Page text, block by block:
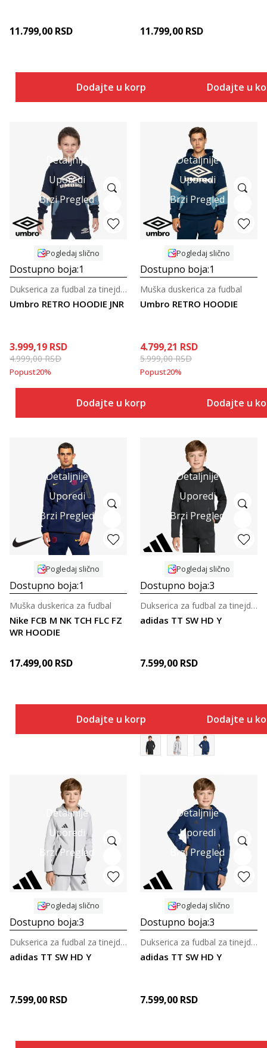
11.799,00 RSD
Dodajte u korpu
11.799,00 RSD
Dodajte u
Detaljnije
Uporedi
Brzi Pregled
Pogledaj slično
Dostupno boja:1
Umbro RETRO HOODIE JNR
Dukserica za fudbal za tinejdžere
3.999,19 RSD
4.999,00RSD
Popust20%
Dodajte u korpu
Detaljnije
Uporedi
Brzi Pregled
Pogledaj slično
Dostupno boja:1
Umbro RETRO HOODIE
Muška duskerica za fudbal
4.799,21 RSD
5.999,00RSD
Popust20%
Dodajte u
Detaljnije
Uporedi
Brzi Pregled
Pogledaj slično
Dostupno boja:1
Nike FCB M NK TCH FLC FZ
WR HOODIE
Muška duskerica za fudbal
17.499,00 RSD
Dodajte u korpu
Detaljnije
Uporedi
Brzi Pregled
Pogledaj slično
Dostupno boja:3
adidas TT SW HD Y
Dukserica za fudbal za tinejdžere
7.599,00 RSD
Dodajte u
Detaljnije
Uporedi
Brzi Pregled
Pogledaj slično
Dostupno boja:3
adidas TT SW HD Y
Dukserica za fudbal za tinejdžere
7.599,00 RSD
Detaljnije
Uporedi
Brzi Pregled
Pogledaj slično
Dostupno boja:3
adidas TT SW HD Y
Dukserica za fudbal za tinejdžere
7.599,00 RSD